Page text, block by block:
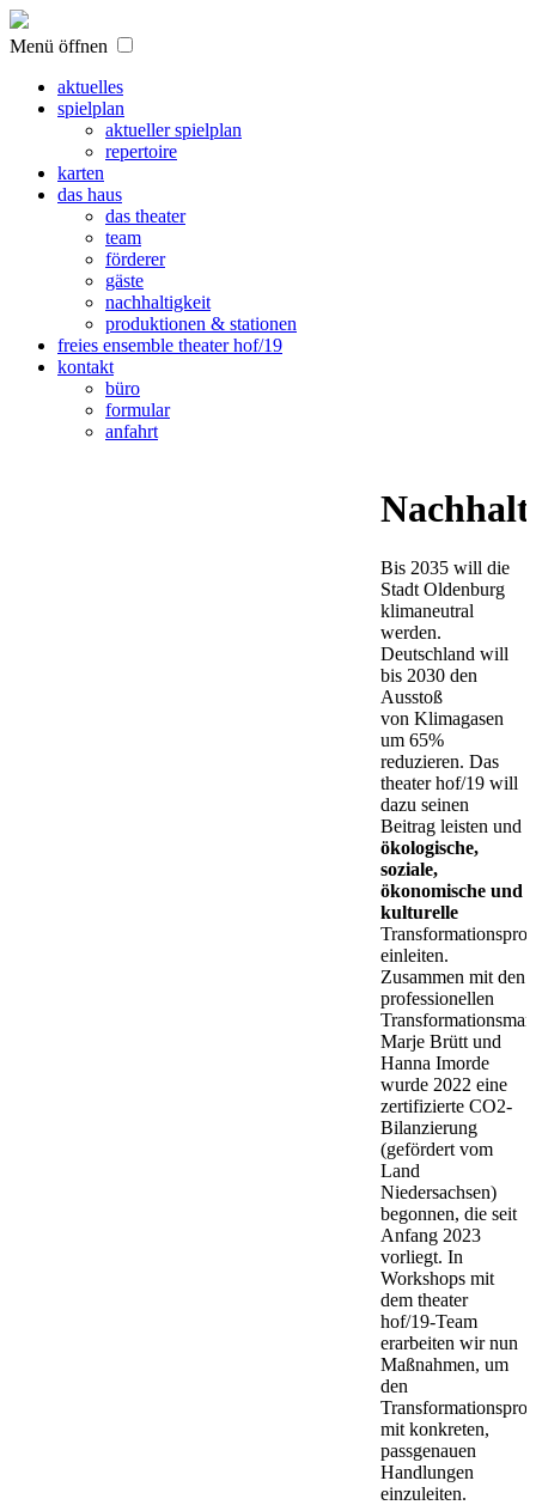
Menü öffnen
aktuelles
spielplan
aktueller spielplan
repertoire
karten
das haus
das theater
team
förderer
gäste
nachhaltigkeit
produktionen & stationen
freies ensemble theater hof/19
kontakt
büro
formular
anfahrt
Bis 2035 will die
Stadt Oldenburg
klimaneutral
werden.
Deutschland will
bis 2030 den
Ausstoß
von Klimagasen
um 65%
reduzieren. Das
theater hof/19 will
dazu seinen
Beitrag leisten und
ökologische,
soziale,
ökonomische und
kulturelle
einleiten.
Zusammen mit den
professionellen
Marje Brütt und
Hanna Imorde
wurde 2022 eine
zertifizierte CO2-
Bilanzierung
(gefördert vom
Land
Niedersachsen)
begonnen, die seit
Anfang 2023
vorliegt. In
Workshops mit
dem theater
hof/19-Team
erarbeiten wir nun
Maßnahmen, um
den
mit konkreten,
passgenauen
Handlungen
einzuleiten.